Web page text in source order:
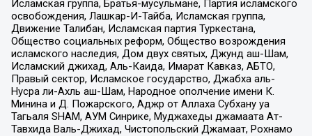
Исламская группа, Братья-мусульмане, Партия исламского
освобождения, Лашкар-И-Тайба, Исламская группа,
Движение Талибан, Исламская партия Туркестана,
Общество социальных реформ, Общество возрождения
исламского наследия, Дом двух святых, Джунд аш-Шам,
Исламский джихад, Аль-Каида, Имарат Кавказ, АБТО,
Правый сектор, Исламское государство, Джабха аль-
Нусра ли-Ахль аш-Шам, Народное ополчение имени К.
Минина и Д. Пожарского, Аджр от Аллаха Субхану уа
Тагьаля SHAM, АУМ Синрике, Муджахеды джамаата Ат-
Тавхида Валь-Джихад, Чистопольский Джамаат, Рохнамо